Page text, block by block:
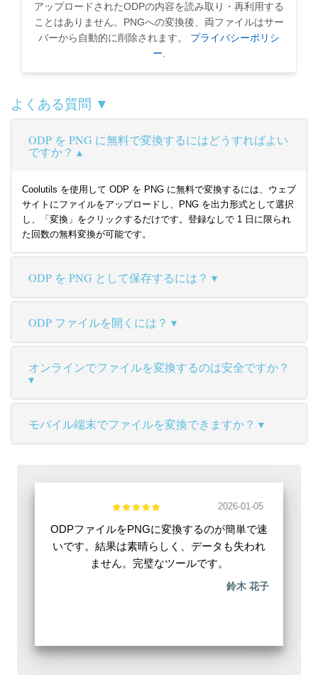
アップロードされたODPの内容を読み取り・再利用する
ことはありません。PNGへの変換後、両ファイルはサー
バーから自動的に削除されます。 プライバシーポリシ
ー.
よくある質問 ▼
ODP を PNG に無料で変換するにはどうすればよい
ですか？
Coolutils を使用して ODP を PNG に無料で変換するには、ウェブ
サイトにファイルをアップロードし、PNG を出力形式として選択
し、「変換」をクリックするだけです。登録なしで 1 日に限られ
た回数の無料変換が可能です。
ODP を PNG として保存するには？
ODP ファイルを開くには？
オンラインでファイルを変換するのは安全ですか？
モバイル端末でファイルを変換できますか？
2026-01-05
ODPファイルをPNGに変換するのが簡単で速
いです。結果は素晴らしく、データも失われ
ません。完璧なツールです。
鈴木 花子